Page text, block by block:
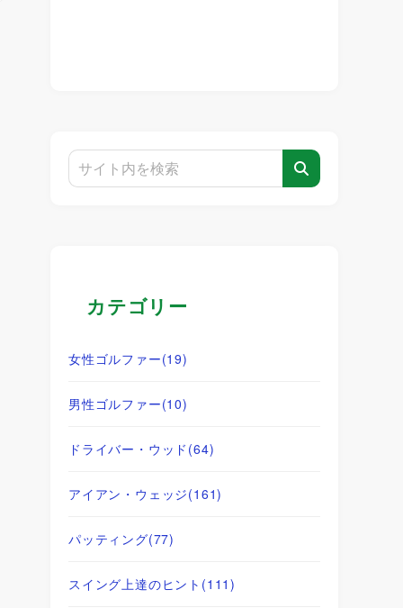
カテゴリー
女性ゴルファー(19)
男性ゴルファー(10)
ドライバー・ウッド (64)
アイアン・ウェッジ(161)
パッティング(77)
スイング上達のヒント (111)